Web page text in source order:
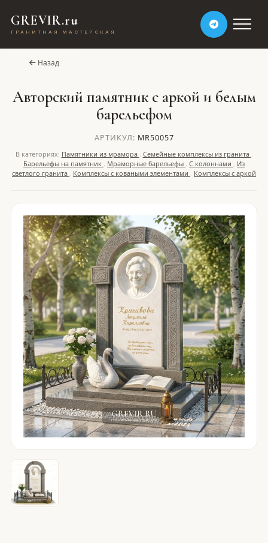
GREVIR.ru
ГРАНИТНАЯ МАСТЕРСКАЯ
Назад
Авторский памятник с аркой и белым
барельефом
АРТИКУЛ: MR50057
В категориях: Памятники из мрамора , Семейные комплексы из гранита ,
Барельефы на памятник , Мраморные барельефы , С колоннами , Из
светлого гранита , Комплексы с коваными элементами , Комплексы с аркой